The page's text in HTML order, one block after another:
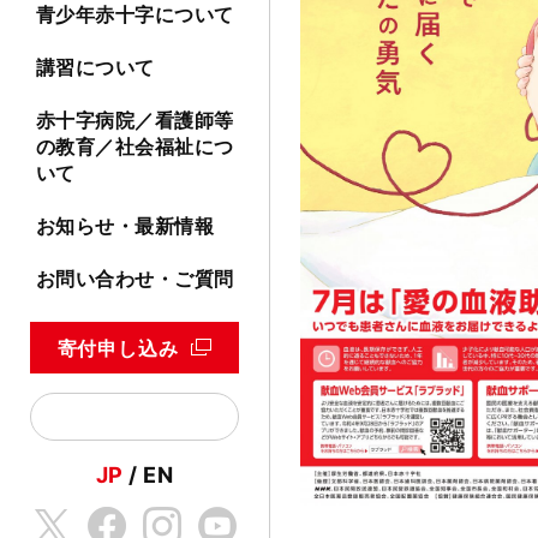
青少年赤十字について
講習について
赤十字病院／看護師等
の教育／社会福祉につ
いて
お知らせ・最新情報
お問い合わせ・ご質問
寄付申し込み
JP EN